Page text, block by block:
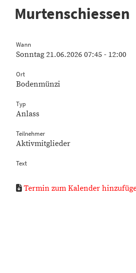
Murtenschiessen
Wann
Sonntag 21.06.2026 07:45 - 12:00
Ort
Bodenmünzi
Typ
Anlass
Teilnehmer
Aktivmitglieder
Text
Termin zum Kalender